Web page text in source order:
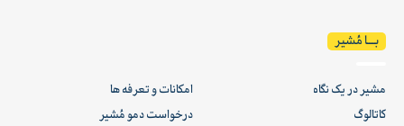
بـــا مُشیر
مشیر در یک نگاه
کاتالوگ
امکانات و تعرفه ها
درخواست دمو مُشیر